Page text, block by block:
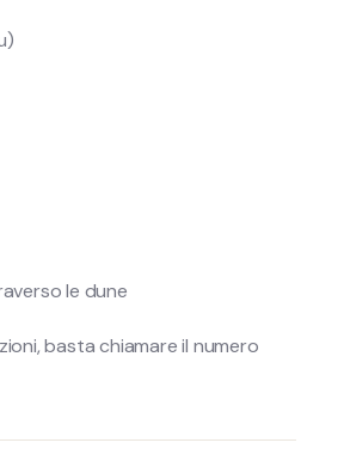
le dune
basta chiamare il numero